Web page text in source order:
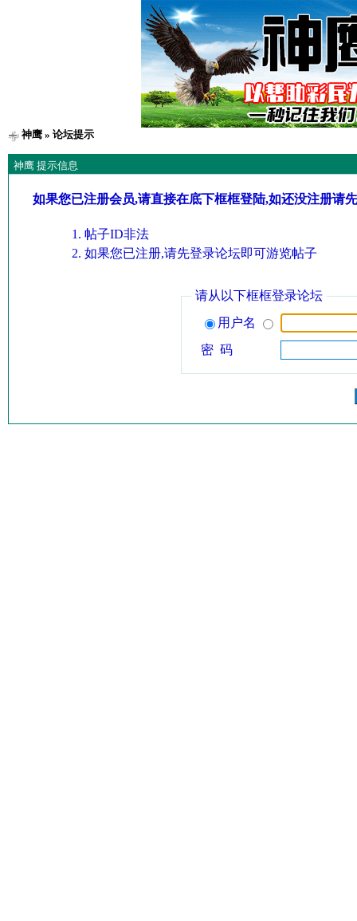
神鹰» 论坛提示
神鹰 提示信息
如果您已注册会员,请直接在底下框框登陆,如还没注册请
帖子ID非法
如果您已注册,请先登录论坛即可游览帖子
请从以下框框登录论坛
用户名
密 码